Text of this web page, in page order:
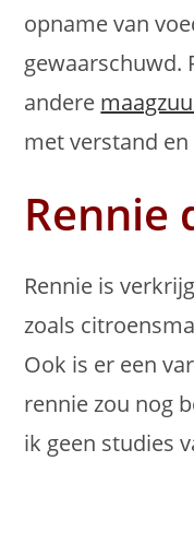
opname van
gewaarschuwd.
andere
met verstand
Rennie
Rennie is
zoals
Ook is er een
rennie zou nog
ik geen studies